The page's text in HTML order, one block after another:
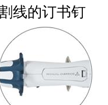
线的订书钉